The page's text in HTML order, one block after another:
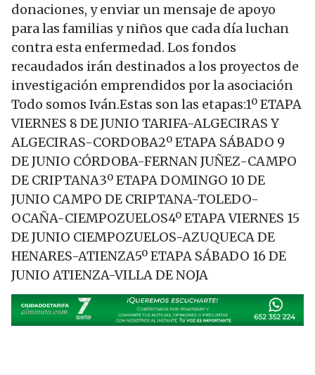
donaciones, y enviar un mensaje de apoyo
para las familias y niños que cada día luchan
contra esta enfermedad. Los fondos
recaudados irán destinados a los proyectos de
investigación emprendidos por la asociación
Todo somos Iván.Estas son las etapas:1º ETAPA
VIERNES 8 DE JUNIO TARIFA-ALGECIRAS Y
ALGECIRAS-CORDOBA2º ETAPA SÁBADO 9
DE JUNIO CÓRDOBA-FERNAN JUÑEZ-CAMPO
DE CRIPTANA3º ETAPA DOMINGO 10 DE
JUNIO CAMPO DE CRIPTANA-TOLEDO-
OCAÑA-CIEMPOZUELOS4º ETAPA VIERNES 15
DE JUNIO CIEMPOZUELOS-AZUQUECA DE
HENARES-ATIENZA5º ETAPA SÁBADO 16 DE
JUNIO ATIENZA-VILLA DE NOJA